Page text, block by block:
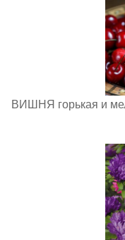
ВИШНЯ горькая и